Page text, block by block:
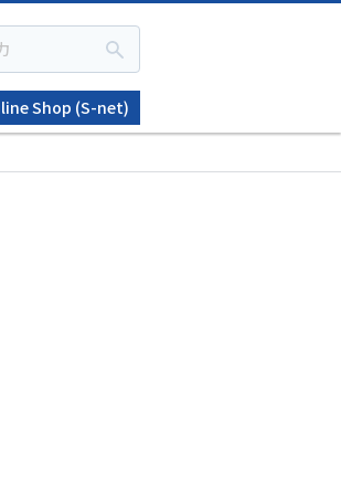
Shop (S-net)